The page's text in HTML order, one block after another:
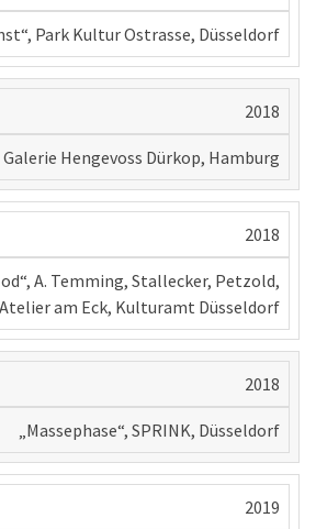
Park Kultur Ostrasse, Düsseldorf
2018
Galerie Hengevoss Dürkop, Hamburg
2018
A. Temming, Stallecker, Petzold,
Atelier am Eck, Kulturamt Düsseldorf
2018
„Massephase“, SPRINK, Düsseldorf
2019